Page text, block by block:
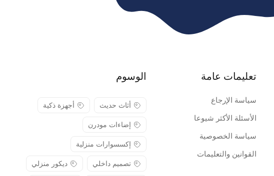
تعليمات عامة
سياسة الإرجاع
الأسئلة الأكثر شيوعا
سياسة الخصوصية
القوانين والتعليمات
الوسوم
أثاث حديث
أجهزة ذكية
إضاءات مودرن
إكسسوارات منزلية
تصميم داخلي
ديكور منزلي